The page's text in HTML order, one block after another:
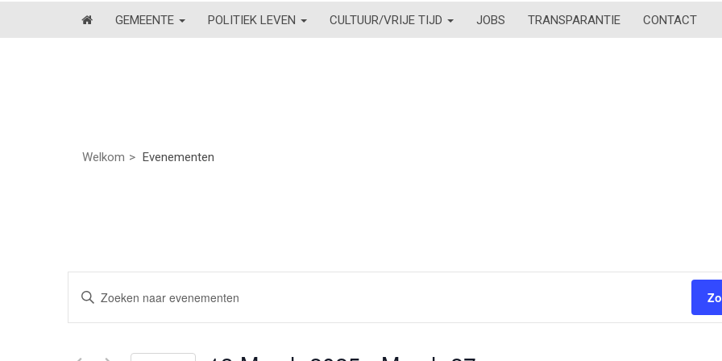
GEMEENTE POLITIEK LEVEN CULTUUR/VRIJE TIJD JOBS TRANSPARANTIE CONTACT
Welkom Evenementen
Evenementen
Zoeken
Vul
een
keyword
Zoek